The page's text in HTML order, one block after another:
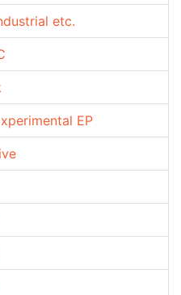
etc.
EP